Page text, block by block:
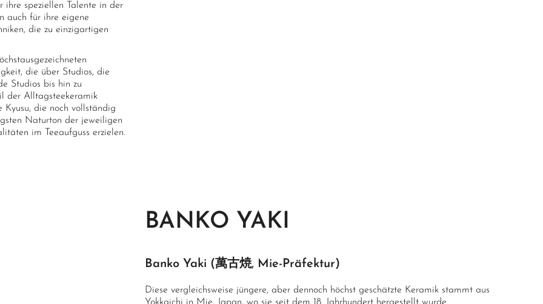
ihre speziellen Talente in der
auch für ihre eigene
die zu einzigartigen
die über Studios, die
Studios bis hin zu
der Alltagsteekeramik
die noch vollständig
Naturton der jeweiligen
im Teeaufguss erzielen.
BANKO YAKI
Banko Yaki (萬古焼, Mie-Präfektur)
Diese vergleichsweise jüngere, aber dennoch höchst geschätzte Keramik stammt aus